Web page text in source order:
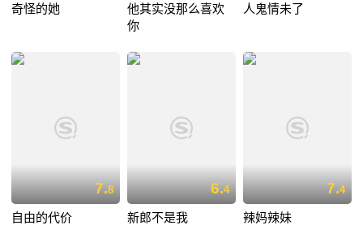
奇怪的她
他其实没那么喜欢
你
人鬼情未了
7.8
自由的代价
6.4
新郎不是我
7.4
辣妈辣妹